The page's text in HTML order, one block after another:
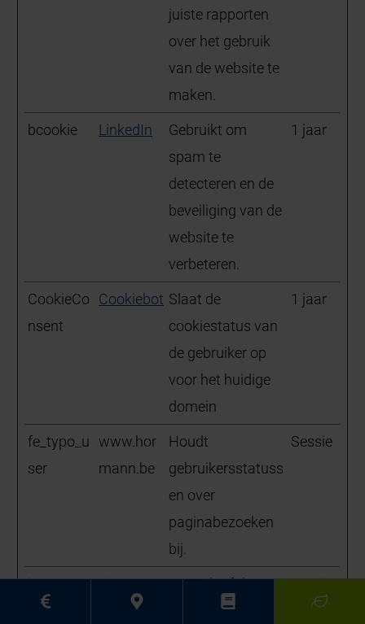
juiste rapporten
over het gebruik
van de website te
maken.
bcookie LinkedIn
Gebruikt om
spam te
detecteren en de
beveiliging van de
website te
verbeteren.
1 jaar
CookieCo
nsent
Cookiebot Slaat de
cookiestatus van
de gebruiker op
voor het huidige
domein
1 jaar
fe_typo_u
ser
www.hor
mann.be
Houdt
gebruikersstatuss
en over
paginabezoeken
bij.
Sessie
is_eu Pinterest
Bepaalt of de
gebruiker zich in
Sessie